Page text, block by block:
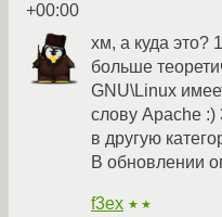
+00:00
хм, а куда это?
больше
GNU\Linux
слову Apache :)
в другую
В обновлении
f3ex ★★